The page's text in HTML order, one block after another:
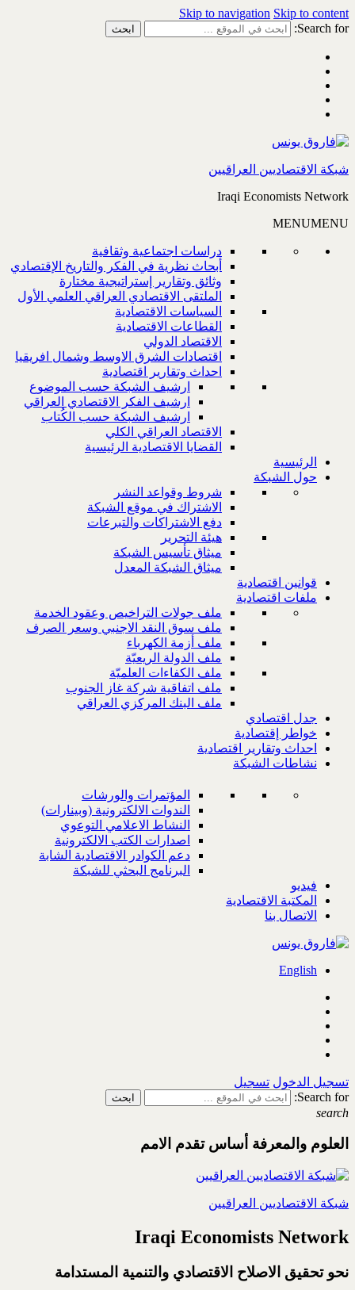
Skip to navigation Skip to content
Search for:
شبكة الاقتصاديين العراقيين
Iraqi Economists Network
MENUMENU
دراسات اجتماعية وثقافية
أبحاث نظرية في الفكر والتاريخ الإقتصادي
وثائق وتقارير إستراتيجية مختارة
الملتقى الاقتصادي العراقي العلمي الأول
السياسات الاقتصادية
القطاعات الاقتصادية
الاقتصاد الدولي
اقتصادات الشرق الاوسط وشمال افريقيا
احداث وتقارير اقتصادية
ارشيف الشبكة حسب الموضوع
ارشيف الفكر الاقتصادي العراقي
ارشيف الشبكة حسب الكُتاب
الاقتصاد العراقي الكلي
القضايا الاقتصادية الرئيسية
الرئيسية
حول الشبكة
شروط وقواعد النشر
الاشتراك في موقع الشبكة
دفع الاشتراكات والتبرعات
هيئة التحرير
ميثاق تأسيس الشبكة
ميثاق الشبكة المعدل
قوانين اقتصادية
ملفات اقتصادية
ملف جولات التراخيص وعقود الخدمة
ملف سوق النقد الاجنبي وسعر الصرف
ملف أزمة الكهرباء
ملف الدولة الريعيّة
ملف الكفاءات العلميّة
ملف اتفاقية شركة غاز الجنوب
ملف البنك المركزي العراقي
جدل اقتصادي
خواطر إقتصادية
احداث وتقارير اقتصادية
نشاطات الشبكة
المؤتمرات والورشات
الندوات الالكترونية (وبينارات)
النشاط الاعلامي التوعوي
اصدارات الكتب الالكترونية
دعم الكوادر الاقتصادية الشابة
البرنامج البحثي للشبكة
فيديو
المكتبة الاقتصادية
الاتصال بنا
English
تسجيل الدخول تسجيل
Search for:
search
العلوم والمعرفة أساس تقدم الامم
شبكة الاقتصاديين العراقيين
Iraqi Economists Network
نحو تحقيق الاصلاح الاقتصادي والتنمية المستدامة